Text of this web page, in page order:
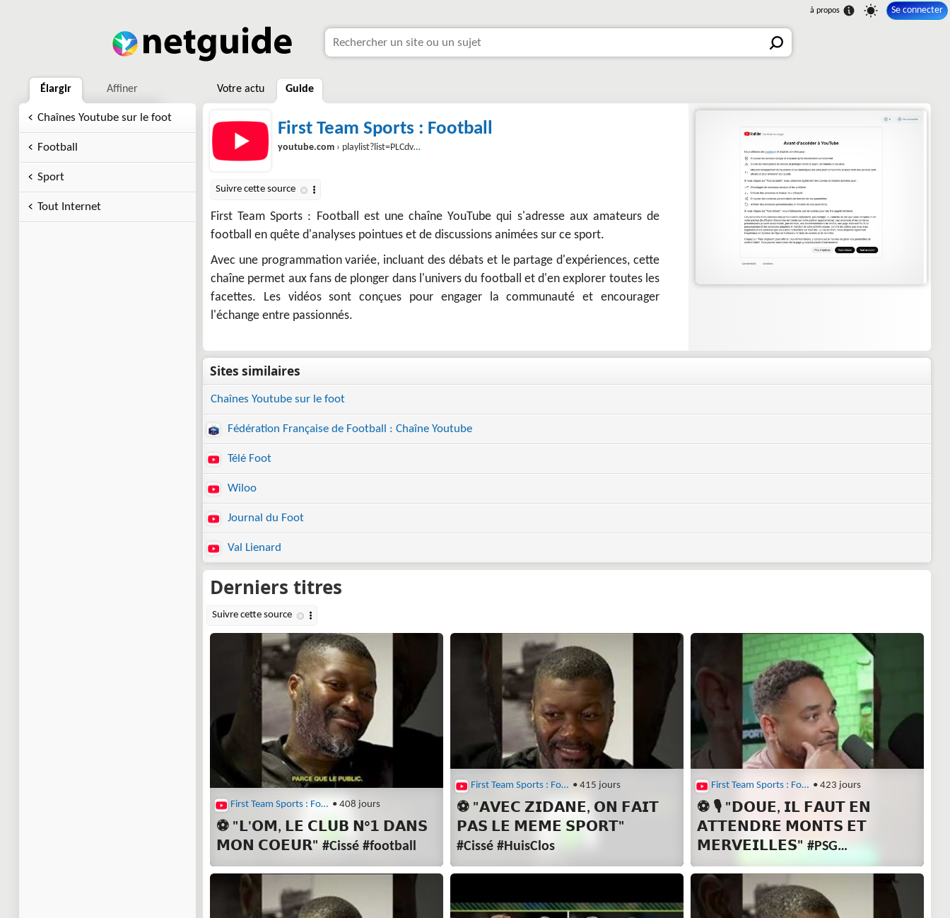
Se connecter
Élargir Affiner
Chaînes Youtube sur le foot
Football
Sport
Tout Internet
Votre actu Guide
First Team Sports : Football
youtube.com › playlist?list=PLCdvn6vN4Y1s1Y1AslovCioFHyve0F65Z
First Team Sports : Football est une chaîne YouTube qui s'adresse aux amateurs de
football en quête d'analyses pointues et de discussions animées sur ce sport.
Avec une programmation variée, incluant des débats et le partage d'expériences, cette
chaîne permet aux fans de plonger dans l'univers du football et d'en explorer toutes les
facettes. Les vidéos sont conçues pour engager la communauté et encourager
l'échange entre passionnés.
Chaînes Youtube sur le foot
Fédération Française de Football : Chaîne Youtube
Télé Foot
Wiloo
Journal du Foot
Val Lienard
First Team Sports : Football • 408 jours
⚽ "𝗟'𝗢𝗠, 𝗟𝗘 𝗖𝗟𝗨𝗕 𝗡°𝟭 𝗗𝗔𝗡𝗦
𝗠𝗢𝗡 𝗖𝗢𝗘𝗨𝗥" #Cissé #football
First Team Sports : Football • 415 jours
⚽ "𝗔𝗩𝗘𝗖 𝗭𝗜𝗗𝗔𝗡𝗘, 𝗢𝗡 𝗙𝗔𝗜𝗧
𝗣𝗔𝗦 𝗟𝗘 𝗠𝗘𝗠𝗘 𝗦𝗣𝗢𝗥𝗧"
#Cissé #HuisClos
First Team Sports : Football • 423 jours
⚽ 🎙️ "𝗗𝗢𝗨𝗘, 𝗜𝗟 𝗙𝗔𝗨𝗧 𝗘𝗡
𝗔𝗧𝗧𝗘𝗡𝗗𝗥𝗘 𝗠𝗢𝗡𝗧𝗦 𝗘𝗧
𝗠𝗘𝗥𝗩𝗘𝗜𝗟𝗟𝗘𝗦" #PSG
#LigueDesChampions #Doué